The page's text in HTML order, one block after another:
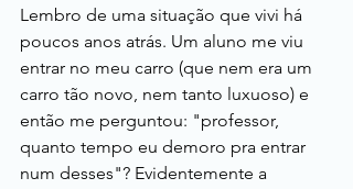
Lembro de uma situação que vivi há
poucos anos atrás. Um aluno me viu
entrar no meu carro (que nem era um
carro tão novo, nem tanto luxuoso) e
então me perguntou: "professor,
quanto tempo eu demoro pra entrar
num desses"? Evidentemente a